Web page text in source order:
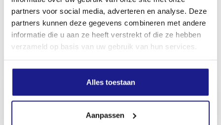
partners voor social media, adverteren en analyse. Deze
partners kunnen deze gegevens combineren met andere
informatie die u aan ze heeft verstrekt of die ze hebben
verzameld op basis van uw gebruik van hun services.
Alles toestaan
Aanpassen
5
MECHANISATIE FRANEKER